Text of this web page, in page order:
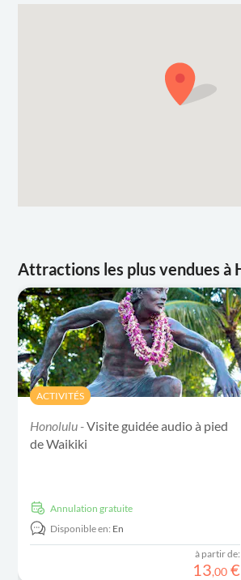
Attractions les plus vendues à
ACTIVITÉS
Honolulu -Visite guidée audio à pied
de Waikiki
Annulation gratuite
Disponible en: En
à partir de:
13,00 €